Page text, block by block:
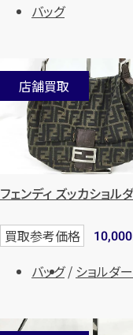
バッグ
店舗買取
フェンディ ズッカショル
買取参考価格 10,000
バッグ
ショルダ